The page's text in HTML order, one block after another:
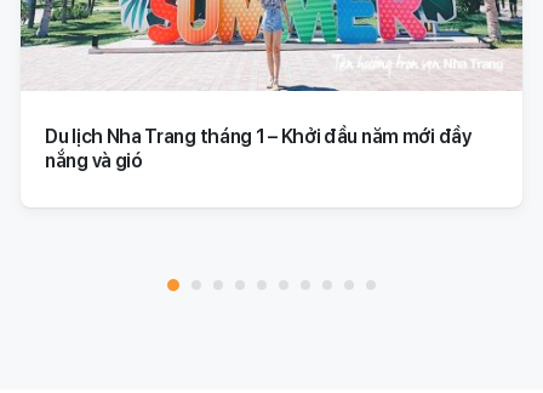
Du lịch Nha Trang tháng 1 – Khởi đầu năm mới đầy
nắng và gió